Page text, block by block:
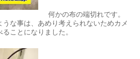
何かの布の端切れです。
な事は、あめり考えられないためカメ
ことになりました。